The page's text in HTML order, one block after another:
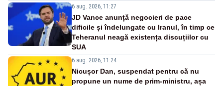
6 aug. 2026, 11:27
JD Vance anunță negocieri de pace
dificile și îndelungate cu Iranul, în timp ce
Teheranul neagă existența discuțiilor cu
SUA
6 aug. 2026, 11:24
Nicușor Dan, suspendat pentru că nu
propune un nume de prim-ministru, așa